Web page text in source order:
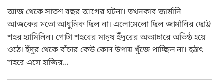
আজ থেকে সাতশ বছর আগের ঘটনা। তখনকার জার্মানি
আজকের মতো আধুনিক ছিল না। এলোমেলো ছিল জার্মানির ছোট্ট
শহর হ্যামিলিন। গোটা শহরের মানুষ ইঁদুরের অত্যাচারে অতিষ্ঠ হয়ে
ওঠে। ইঁদুর থেকে বাঁচার কেউ কোন উপায় খুঁজে পাচ্ছিল না। হঠাৎ
শহরে এসে হাজির...